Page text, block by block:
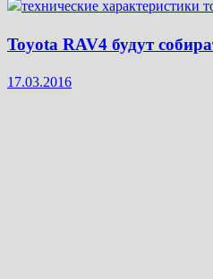
Toyota RAV4 будут
17.03.2016